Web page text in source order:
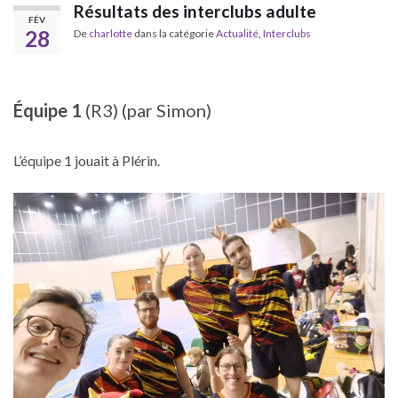
FÉV
28
Résultats des interclubs adulte
De charlotte dans la catégorieActualité, Interclubs
Équipe 1 (R3) (par Simon)
L’équipe 1 jouait à Plérin.